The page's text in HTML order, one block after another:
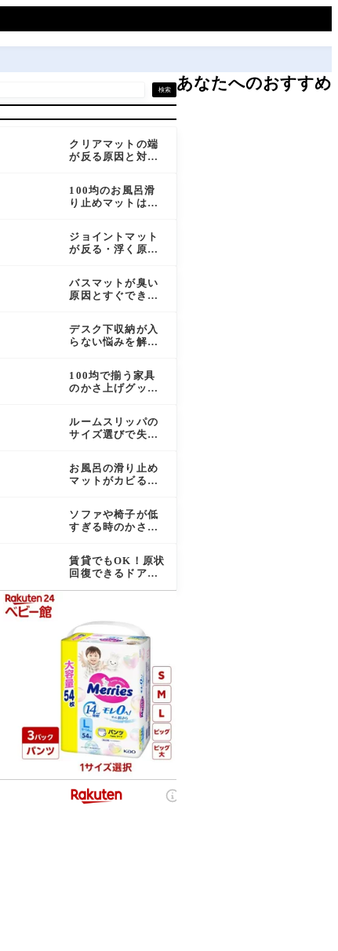
検索
クリアマットの端
が反る原因と対処
とめ
100均のお風呂滑
り止めマットはコ
法を解説
ジョイントマット
が反る・浮く原因
説
バスマットが臭い
原因とすぐできる
解説
デスク下収納が入
らない悩みを解決
る方法
100均で揃う家具
のかさ上げグッズ
説
ルームスリッパの
サイズ選びで失敗
材別の注意点まで
お風呂の滑り止め
マットがカビる原
ソファや椅子が低
すぎる時のかさ上
賃貸でもOK！原状
回復できるドア下
あなたへのおすすめ